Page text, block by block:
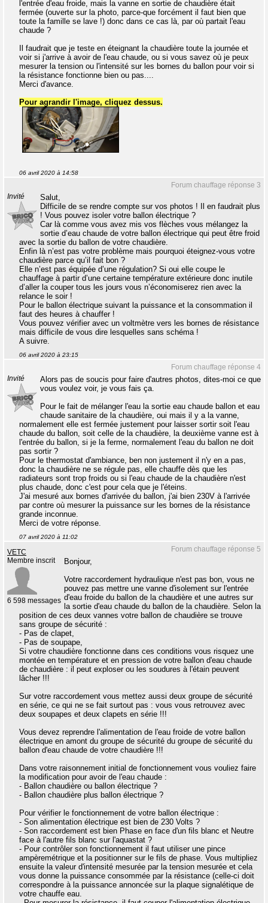
l'entrée d'eau froide, mais la vanne en sortie de chaudière était
fermée (ouverte sur la photo, parce-que forcément il faut bien que
toute la famille se lave !) donc dans ce cas là, par où partait l'eau
chaude ?
Il faudrait que je teste en éteignant la chaudière toute la journée et
voir si j'arrive à avoir de l'eau chaude, ou si vous savez où je peux
mesurer la tension ou l'intensité sur les bornes du ballon pour voir si
la résistance fonctionne bien ou pas....
Merci d'avance.
Pour agrandir l'image, cliquez dessus.
06 avril 2020 à 14:58
Forum chauffage réponse 3
Invité
Salut,
Difficile de se rendre compte sur vos photos ! Il en faudrait plus
! Vous pouvez isoler votre ballon électrique ?
Car là comme vous avez mis vos flèches vous mélangez la
sortie d’eau chaude de votre ballon électrique qui peut être froid
avec la sortie du ballon de votre chaudière.
Enfin là n’est pas votre problème mais pourquoi éteignez-vous votre
chaudière parce qu’il fait bon ?
Elle n’est pas équipée d’une régulation? Si oui elle coupe le
chauffage à partir d’une certaine température extérieure donc inutile
d’aller la couper tous les jours vous n’économiserez rien avec la
relance le soir !
Pour le ballon électrique suivant la puissance et la consommation il
faut des heures à chauffer !
Vous pouvez vérifier avec un voltmètre vers les bornes de résistance
mais difficile de vous dire lesquelles sans schéma !
A suivre.
06 avril 2020 à 23:15
Forum chauffage réponse 4
Invité
Alors pas de soucis pour faire d'autres photos, dites-moi ce que
vous voulez voir, je vous fais ça.
Pour le fait de mélanger l'eau la sortie eau chaude ballon et eau
chaude sanitaire de la chaudière, oui mais il y a la vanne,
normalement elle est fermée justement pour laisser sortir soit l'eau
chaude du ballon, soit celle de la chaudière, la deuxième vanne est à
l'entrée du ballon, si je la ferme, normalement l'eau du ballon ne doit
pas sortir ?
Pour le thermostat d'ambiance, ben non justement il n'y en a pas,
donc la chaudière ne se régule pas, elle chauffe dès que les
radiateurs sont trop froids ou si l'eau chaude de la chaudière n'est
plus chaude, donc c'est pour cela que je l'éteins.
J'ai mesuré aux bornes d'arrivée du ballon, j'ai bien 230V à l'arrivée
par contre où mesurer la puissance sur les bornes de la résistance
grande inconnue.
Merci de votre réponse.
07 avril 2020 à 11:02
Forum chauffage réponse 5
VETC
Membre inscrit
6 598 messages
Bonjour,
Votre raccordement hydraulique n'est pas bon, vous ne
pouvez pas mettre une vanne d'isolement sur l'entrée
d'eau froide du ballon de la chaudière et une autres sur
la sortie d'eau chaude du ballon de la chaudière. Selon la
position de ces deux vannes votre ballon de chaudière se trouve
sans groupe de sécurité :
- Pas de clapet,
- Pas de soupape,
Si votre chaudière fonctionne dans ces conditions vous risquez une
montée en température et en pression de votre ballon d'eau chaude
de chaudière : il peut exploser ou les soudures à l'étain peuvent
lâcher !!!
Sur votre raccordement vous mettez aussi deux groupe de sécurité
en série, ce qui ne se fait surtout pas : vous vous retrouvez avec
deux soupapes et deux clapets en série !!!
Vous devez reprendre l'alimentation de l'eau froide de votre ballon
électrique en amont du groupe de sécurité du groupe de sécurité du
ballon d'eau chaude de votre chaudière !!!
Dans votre raisonnement initial de fonctionnement vous vouliez faire
la modification pour avoir de l'eau chaude :
- Ballon chaudière ou ballon électrique ?
- Ballon chaudière plus ballon électrique ?
Pour vérifier le fonctionnement de votre ballon électrique :
- Son alimentation électrique est bien de 230 Volts ?
- Son raccordement est bien Phase en face d'un fils blanc et Neutre
face à l'autre fils blanc sur l'aquastat ?
- Pour contrôler son fonctionnement il faut utiliser une pince
ampèremétrique et la positionner sur le fils de phase. Vous multipliez
ensuite la valeur d'intensité mesurée par la tension mesurée et cela
vous donne la puissance consommée par la résistance (celle-ci doit
correspondre à la puissance annoncée sur la plaque signalétique de
votre chauffe eau.